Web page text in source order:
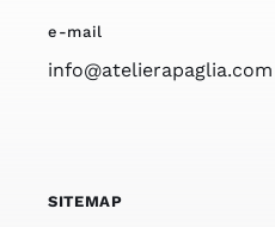
e-mail
info@atelierapaglia.com
SITEMAP